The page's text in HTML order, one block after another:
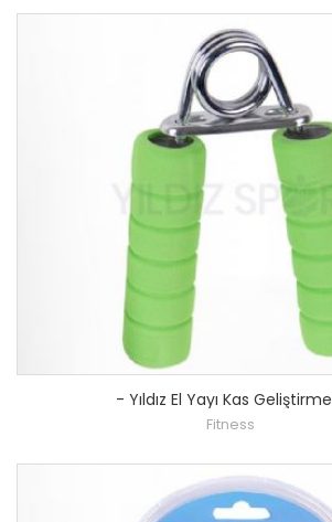
-Yıldız El Yayı Kas Geliştirme
Fitness